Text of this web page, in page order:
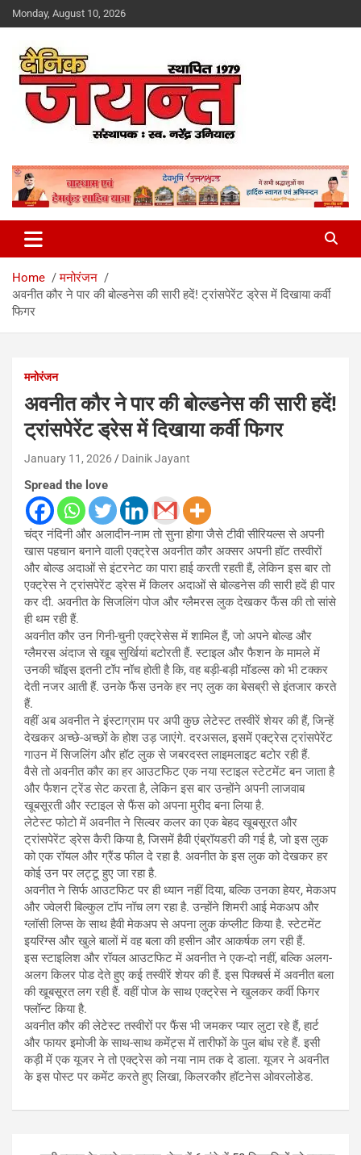
Skip
to
Monday, August 10, 2026
Dainik Jayant
Home
मनोरंजन
अवनीत कौर ने पार की बोल्डनेस की सारी हदें! ट्रांसपेरेंट ड्रेस में दिखाया कर्वी
फिगर
मनोरंजन
अवनीत कौर ने पार की बोल्डनेस की सारी हदें!
ट्रांसपेरेंट ड्रेस में दिखाया कर्वी फिगर
January 11, 2026 Dainik Jayant
Spread the love
चंद्र नंदिनी और अलादीन-नाम तो सुना होगा जैसे टीवी सीरियल्स से अपनी
खास पहचान बनाने वाली एक्ट्रेस अवनीत कौर अक्सर अपनी हॉट तस्वीरों
और बोल्ड अदाओं से इंटरनेट का पारा हाई करती रहती हैं, लेकिन इस बार तो
एक्ट्रेस ने ट्रांसपेरेंट ड्रेस में किलर अदाओं से बोल्डनेस की सारी हदें ही पार
कर दी. अवनीत के सिजलिंग पोज और ग्लैमरस लुक देखकर फैंस की तो सांसे
ही थम रही हैं.
अवनीत कौर उन गिनी-चुनी एक्ट्रेसेस में शामिल हैं, जो अपने बोल्ड और
ग्लैमरस अंदाज से खूब सुर्खियां बटोरती हैं. स्टाइल और फैशन के मामले में
उनकी चॉइस इतनी टॉप नॉच होती है कि, वह बड़ी-बड़ी मॉडल्स को भी टक्कर
देती नजर आती हैं. उनके फैंस उनके हर नए लुक का बेसब्री से इंतजार करते
हैं.
वहीं अब अवनीत ने इंस्टाग्राम पर अपी कुछ लेटेस्ट तस्वीरें शेयर की हैं, जिन्हें
देखकर अच्छे-अच्छों के होश उड़ जाएंगे. दरअसल, इसमें एक्ट्रेस ट्रांसपेरेंट
गाउन में सिजलिंग और हॉट लुक से जबरदस्त लाइमलाइट बटोर रही हैं.
वैसे तो अवनीत कौर का हर आउटफिट एक नया स्टाइल स्टेटमेंट बन जाता है
और फैशन ट्रेंड सेट करता है, लेकिन इस बार उन्होंने अपनी लाजवाब
खूबसूरती और स्टाइल से फैंस को अपना मुरीद बना लिया है.
लेटेस्ट फोटो में अवनीत ने सिल्वर कलर का एक बेहद खूबसूरत और
ट्रांसपेरेंट ड्रेस कैरी किया है, जिसमें हैवी एंब्रॉयडरी की गई है, जो इस लुक
को एक रॉयल और ग्रैंड फील दे रहा है. अवनीत के इस लुक को देखकर हर
कोई उन पर लट्टू हुए जा रहा है.
अवनीत ने सिर्फ आउटफिट पर ही ध्यान नहीं दिया, बल्कि उनका हेयर, मेकअप
और ज्वेलरी बिल्कुल टॉप नॉच लग रहा है. उन्होंने शिमरी आई मेकअप और
ग्लॉसी लिप्स के साथ हैवी मेकअप से अपना लुक कंप्लीट किया है. स्टेटमेंट
इयरिंग्स और खुले बालों में वह बला की हसीन और आकर्षक लग रही हैं.
इस स्टाइलिश और रॉयल आउटफिट में अवनीत ने एक-दो नहीं, बल्कि अलग-
अलग किलर पोड देते हुए कई तस्वीरें शेयर की हैं. इस पिक्चर्स में अवनीत बला
की खूबसूरत लग रही हैं. वहीं पोज के साथ एक्ट्रेस ने खुलकर कर्वी फिगर
फ्लॉन्ट किया है.
अवनीत कौर की लेटेस्ट तस्वीरों पर फैंस भी जमकर प्यार लुटा रहे हैं, हार्ट
और फायर इमोजी के साथ-साथ कमेंट्स में तारीफों के पुल बांध रहे हैं. इसी
कड़ी में एक यूजर ने तो एक्ट्रेस को नया नाम तक दे डाला. यूजर ने अवनीत
के इस पोस्ट पर कमेंट करते हुए लिखा, किलरकौर हॉटनेस ओवरलोडेड.